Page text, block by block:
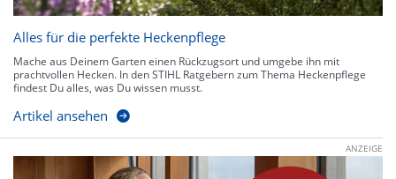
Alles für die perfekte Heckenpflege
Mache aus Deinem Garten einen Rückzugsort und umgebe ihn mit
prachtvollen Hecken. In den STIHL Ratgebern zum Thema Heckenpflege
findest Du alles, was Du wissen musst.
Artikel ansehen
ANZEIGE